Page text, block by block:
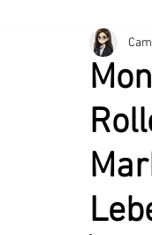
Internationale
Nachricht